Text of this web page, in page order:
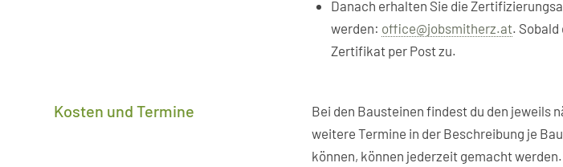
Danach erhalten Sie die
werden: office@jobsmitherz.at.
Zertifikat per Post zu.
Kosten und Termine
Bei den Bausteinen findest du den jeweils
weitere Termine in der Beschreibung je
können, können jederzeit gemacht werden.